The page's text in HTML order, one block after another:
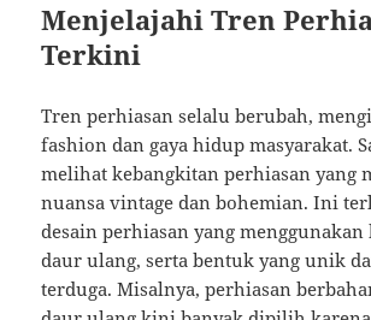
Menjelajahi Tren
Terkini
Tren perhiasan selalu berubah,
fashion dan gaya hidup masyarakat.
melihat kebangkitan perhiasan yang
nuansa vintage dan bohemian. Ini
desain perhiasan yang menggunakan
daur ulang, serta bentuk yang unik
terduga. Misalnya, perhiasan